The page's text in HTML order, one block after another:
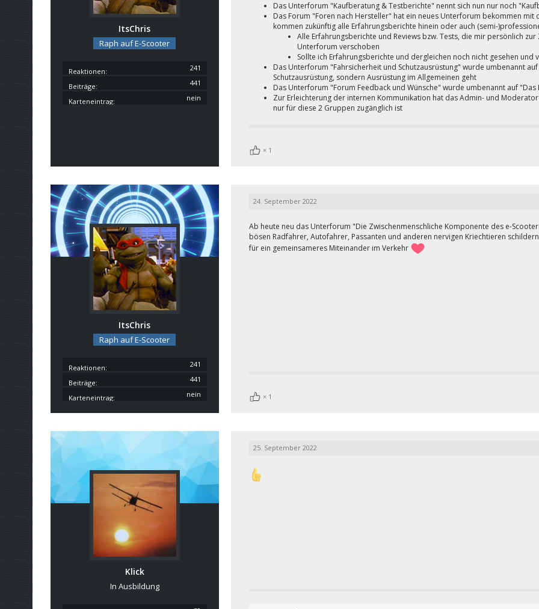
ItsChris
Raph auf E-Scooter
Reaktionen 241
Beiträge 441
Karteneintrag nein
Das Unterforum "Kaufberatung & Testberichte" nennt sich nun nur noch
Das Forum "Foren nach Hersteller" hat ein neues Unterforum bekommen mit
kommen zukünftig alle Erfahrungsberichte hinein oder auch (semi-
Alle Erfahrungsberichte und Reviews bzw. Tests, die mir persönlich
Unterforum verschoben
Sollte ich Erfahrungsberichte und dergleichen noch nicht gesehen
Das Unterforum "Fahrsicherheit und Schutzausrüstung" wurde umbenannt
Schutzausrüstung, sondern Ausrüstung im Allgemeinen geht
Das Unterforum "Forum Feedback und Wünsche" wurde umbenannt auf
Zur Erleichterung der internen Kommunikation hat das Admin- und
nur für diese 2 Gruppen zugänglich ist
1
ItsChris
Raph auf E-Scooter
Reaktionen 241
Beiträge 441
Karteneintrag nein
24. September 2022
Ab heute neu das Unterforum "Die Zwischenmenschliche Komponente des e-
bösen Radfahrer, Autofahrer, Passanten und anderen nervigen Kriechtieren
für ein gemeinsameres Miteinander im Verkehr
1
Klick
In Ausbildung
25. September 2022